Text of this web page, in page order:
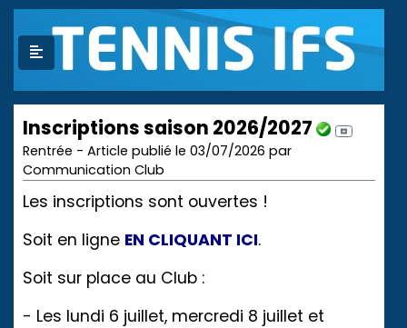
Inscriptions saison 2026/2027
Rentrée - Article publié le 03/07/2026 par
Communication Club
Les inscriptions sont ouvertes !
Soit en ligne EN CLIQUANT ICI.
Soit sur place au Club :
- Les lundi 6 juillet, mercredi 8 juillet et